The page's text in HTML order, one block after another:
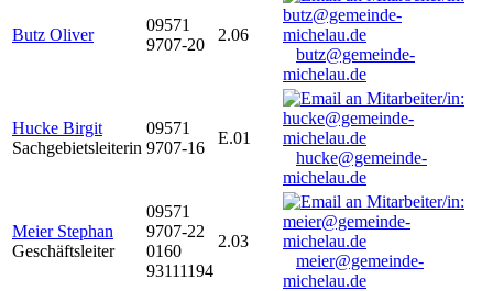
Butz Oliver
09571
9707-20
2.06
butz@gemeinde-
michelau.de
Hucke Birgit
Sachgebietsleiterin
09571
9707-16
E.01
hucke@gemeinde-
michelau.de
Meier Stephan
Geschäftsleiter
09571
9707-22
0160
93111194
2.03
meier@gemeinde-
michelau.de